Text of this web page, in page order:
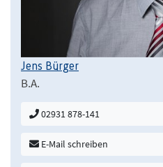
Jens Bürger
B.A.
02931 878-141
E-Mail schreiben